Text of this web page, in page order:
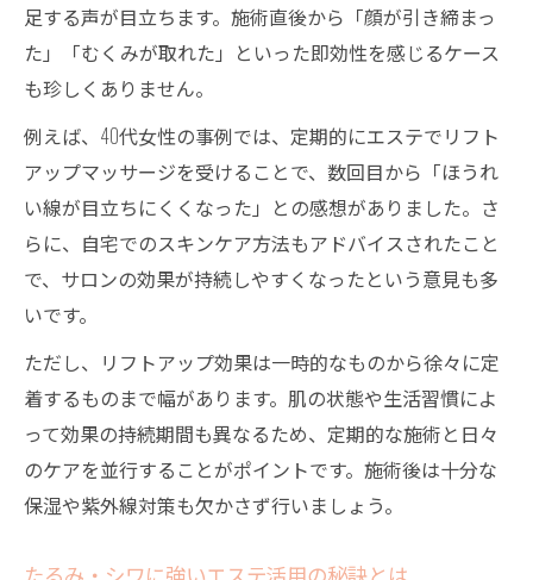
足する声が目立ちます。施術直後から「顔が引き締まっ
た」「むくみが取れた」といった即効性を感じるケース
も珍しくありません。
例えば、40代女性の事例では、定期的にエステでリフト
アップマッサージを受けることで、数回目から「ほうれ
い線が目立ちにくくなった」との感想がありました。さ
らに、自宅でのスキンケア方法もアドバイスされたこと
で、サロンの効果が持続しやすくなったという意見も多
いです。
ただし、リフトアップ効果は一時的なものから徐々に定
着するものまで幅があります。肌の状態や生活習慣によ
って効果の持続期間も異なるため、定期的な施術と日々
のケアを並行することがポイントです。施術後は十分な
保湿や紫外線対策も欠かさず行いましょう。
たるみ・シワに強いエステ活用の秘訣とは